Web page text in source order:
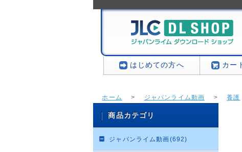
はじめての方へ カー
ホーム > ジャパンライム動画 > 養護
[Y24]養護教諭フィジカルアセスメントシリ
商品カテゴリ
ジャパンライム動画(692)